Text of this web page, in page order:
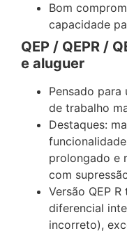
Bom
capacidade
QEP / QEPR /
e aluguer
Pensado
de trabalho
Destaques:
prolongado e
com
Versão QEP
diferencial
incorreto),